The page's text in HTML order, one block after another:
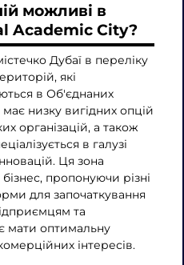
можливі в
Academic City?
Дубаї в переліку
які
в Об'єднаних
низку вигідних опцій
організацій, а також
в галузі
Ця зона
пропонуючи різні
для започаткування
та
мати оптимальну
інтересів.